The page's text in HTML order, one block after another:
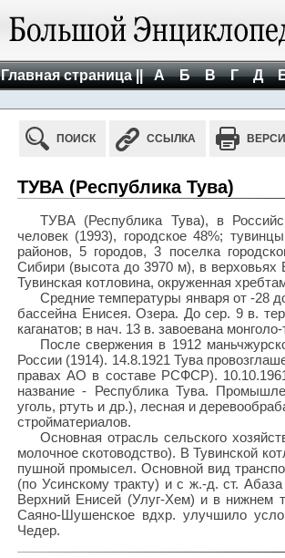
Главная страница || А Б В Г Д
ПОИСК ССЫЛКА
ТУВА (Республика Тува)
ТУВА (Республика Тува), в
человек (1993), городское 48%;
районов, 5 городов, 3 поселка
Сибири (высота до 3970 м), в верховьях
Тувинская котловина, окруженная
Средние температуры января от -28
бассейна Енисея. Озера. До сер. 9 в.
каганатов; в нач. 13 в. завоевана
После свержения в 1912
России (1914). 14.8.1921 Тува
правах АО в составе РСФСР).
название - Республика Тува.
уголь, ртуть и др.), лесная и
стройматериалов.
Основная отрасль сельского
молочное скотоводство). В Тувинской
пушной промысел. Основной вид
(по Усинскому тракту) и с ж.-д. ст.
Верхний Енисей (Улуг-Хем) и в
Саяно-Шушенское вдхр. улучшило
Чедер.